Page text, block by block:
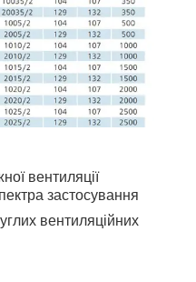
вентиляції
застосування
вентиляційних